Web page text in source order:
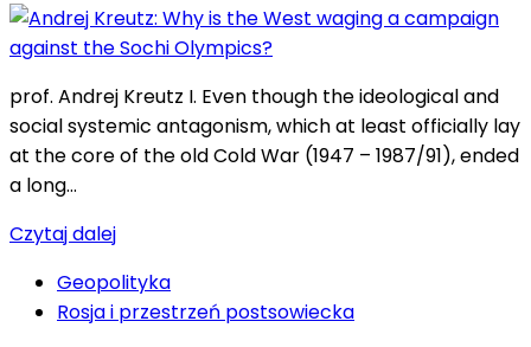
prof. Andrej Kreutz I. Even though the ideological and
social systemic antagonism, which at least officially lay
at the core of the old Cold War (1947 – 1987/91), ended
a long…
Czytaj dalej
Geopolityka
Rosja i przestrzeń postsowiecka